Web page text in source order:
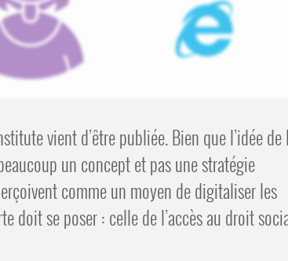
vient d’être publiée. Bien que l’idée de
un concept et pas une stratégie
comme un moyen de digitaliser les
doit se poser : celle de l’accès au droit